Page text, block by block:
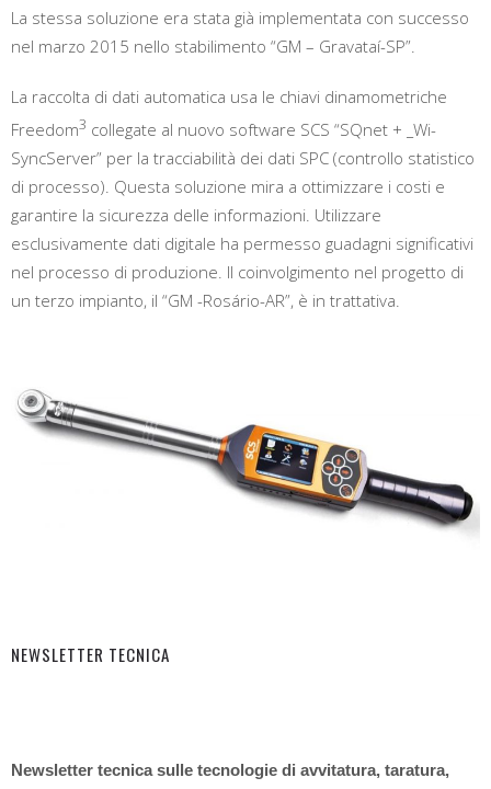
La stessa soluzione era stata già implementata con successo
nel marzo 2015 nello stabilimento “GM – Gravataí-SP”.
La raccolta di dati automatica usa le chiavi dinamometriche
Freedom3 collegate al nuovo software SCS “SQnet + _Wi-
SyncServer” per la tracciabilità dei dati SPC (controllo statistico
di processo). Questa soluzione mira a ottimizzare i costi e
garantire la sicurezza delle informazioni. Utilizzare
esclusivamente dati digitale ha permesso guadagni significativi
nel processo di produzione. Il coinvolgimento nel progetto di
un terzo impianto, il “GM -Rosário-AR”, è in trattativa.
NEWSLETTER TECNICA
Newsletter tecnica sulle tecnologie di avvitatura, taratura,